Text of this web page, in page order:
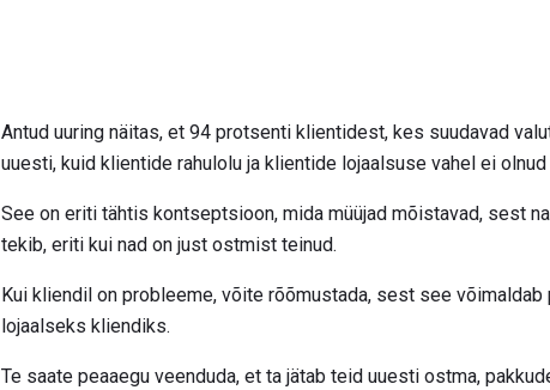
Antud uuring näitas, et 94 protsenti klientidest, kes suudavad
uuesti, kuid klientide rahulolu ja klientide lojaalsuse vahel ei
See on eriti tähtis kontseptsioon, mida müüjad mõistavad, sest
tekib, eriti kui nad on just ostmist teinud.
Kui kliendil on probleeme, võite rõõmustada, sest see
lojaalseks kliendiks.
Te saate peaaegu veenduda, et ta jätab teid uuesti ostma,